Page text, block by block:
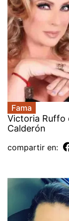
Fama
Victoria Ruffo
Calderón
compartir en: